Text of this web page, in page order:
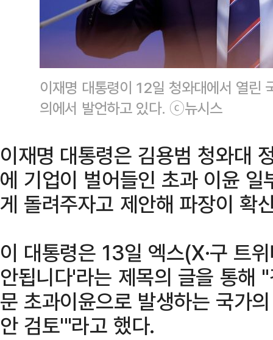
이재명 대통령이 12일 청와대에서 열린
의에서 발언하고 있다. ⓒ뉴시스
이재명 대통령은 김용범 청와대
에 기업이 벌어들인 초과 이윤
게 돌려주자고 제안해 파장이 확
이 대통령은 13일 엑스(X·구 트
안됩니다'라는 제목의 글을 통해
문 초과이윤으로 발생하는 국가
안 검토'"라고 했다.